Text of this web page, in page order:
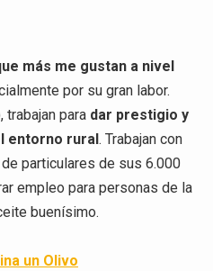
más me gustan a nivel
por su gran labor.
trabajan para dar prestigio y
entorno rural . Trabajan con
particulares de sus 6.000
empleo para personas de la
buenísimo.
un Olivo